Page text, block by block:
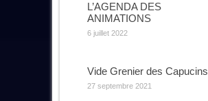
L’AGENDA DES
ANIMATIONS
6 juillet 2022
Vide Grenier des Capucins
27 septembre 2021